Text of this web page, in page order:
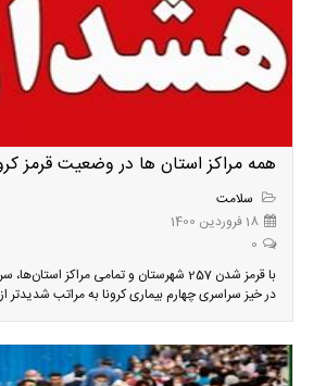
همه مراکز استان ها در وضعیت قرمز
سلامت
18 فروردین 1400
0
با قرمز شدن 257 شهرستان و تمامی مراکز
در خیز سراسری چهارم بیماری کرونا به مراتب شدیدتر